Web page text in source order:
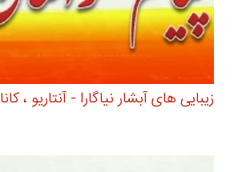
زیبایی های آبشار نیاگارا - آنتاریو ،